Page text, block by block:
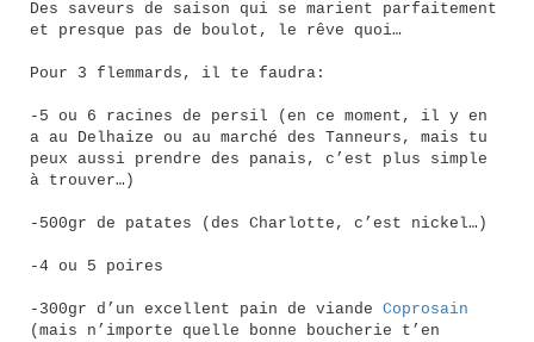
Des saveurs de saison qui se marient parfaitement
et presque pas de boulot, le rêve quoi…
Pour 3 flemmards, il te faudra:
-5 ou 6 racines de persil (en ce moment, il y en
a au Delhaize ou au marché des Tanneurs, mais tu
peux aussi prendre des panais, c’est plus simple
à trouver…)
-500gr de patates (des Charlotte, c’est nickel…)
-4 ou 5 poires
-300gr d’un excellent pain de viande Coprosain
(mais n’importe quelle bonne boucherie t’en